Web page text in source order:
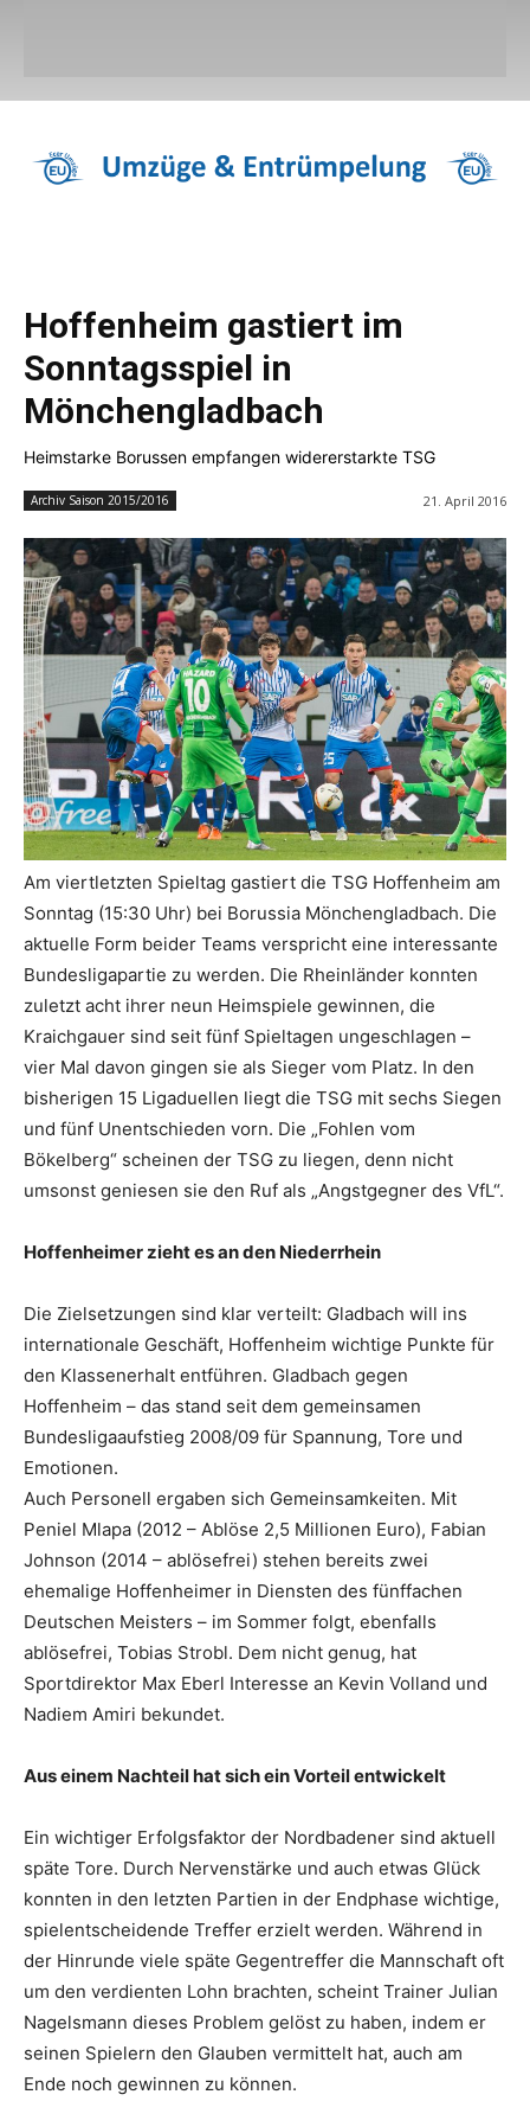
Hoffenheim gastiert im
Sonntagsspiel in
Mönchengladbach
Heimstarke Borussen empfangen widererstarkte TSG
Archiv Saison 2015/2016 21. April 2016
Am viertletzten Spieltag gastiert die TSG Hoffenheim am
Sonntag (15:30 Uhr) bei Borussia Mönchengladbach. Die
aktuelle Form beider Teams verspricht eine interessante
Bundesligapartie zu werden. Die Rheinländer konnten
zuletzt acht ihrer neun Heimspiele gewinnen, die
Kraichgauer sind seit fünf Spieltagen ungeschlagen –
vier Mal davon gingen sie als Sieger vom Platz. In den
bisherigen 15 Ligaduellen liegt die TSG mit sechs Siegen
und fünf Unentschieden vorn. Die „Fohlen vom
Bökelberg“ scheinen der TSG zu liegen, denn nicht
umsonst geniesen sie den Ruf als „Angstgegner des VfL“.
Hoffenheimer zieht es an den Niederrhein
Die Zielsetzungen sind klar verteilt: Gladbach will ins
internationale Geschäft, Hoffenheim wichtige Punkte für
den Klassenerhalt entführen. Gladbach gegen
Hoffenheim – das stand seit dem gemeinsamen
Bundesligaaufstieg 2008/09 für Spannung, Tore und
Emotionen.
Auch Personell ergaben sich Gemeinsamkeiten. Mit
Peniel Mlapa (2012 – Ablöse 2,5 Millionen Euro), Fabian
Johnson (2014 – ablösefrei) stehen bereits zwei
ehemalige Hoffenheimer in Diensten des fünffachen
Deutschen Meisters – im Sommer folgt, ebenfalls
ablösefrei, Tobias Strobl. Dem nicht genug, hat
Sportdirektor Max Eberl Interesse an Kevin Volland und
Nadiem Amiri bekundet.
Aus einem Nachteil hat sich ein Vorteil entwickelt
Ein wichtiger Erfolgsfaktor der Nordbadener sind aktuell
späte Tore. Durch Nervenstärke und auch etwas Glück
konnten in den letzten Partien in der Endphase wichtige,
spielentscheidende Treffer erzielt werden. Während in
der Hinrunde viele späte Gegentreffer die Mannschaft oft
um den verdienten Lohn brachten, scheint Trainer Julian
Nagelsmann dieses Problem gelöst zu haben, indem er
seinen Spielern den Glauben vermittelt hat, auch am
Ende noch gewinnen zu können.